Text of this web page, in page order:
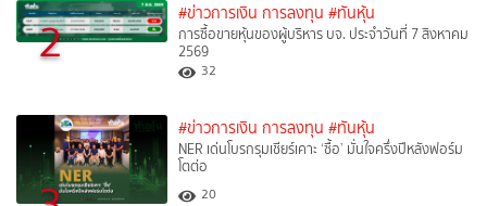
2 #ข่าวการเงิน การลงทุน #ทันหุ้น
การซื้อขายหุ้นของผู้บริหาร บจ. ประจำวันที่ 7 สิงหาคม
2569
32
#ข่าวการเงิน การลงทุน #ทันหุ้น
NER เด่นโบรกรุมเชียร์เคาะ ‘ซื้อ’ มั่นใจครึ่งปีหลังฟอร์ม
โตต่อ
20